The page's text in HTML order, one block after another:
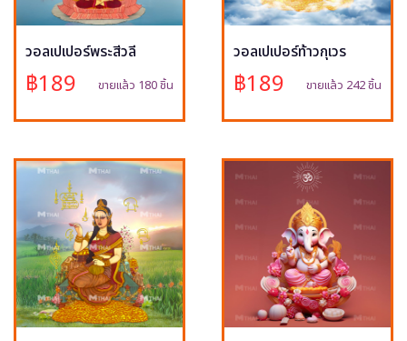
วอลเปเปอร์พระสีวลี
฿189 ขายแล้ว 180 ชิ้น
วอลเปเปอร์ท้าวกุเวร
฿189 ขายแล้ว 242 ชิ้น